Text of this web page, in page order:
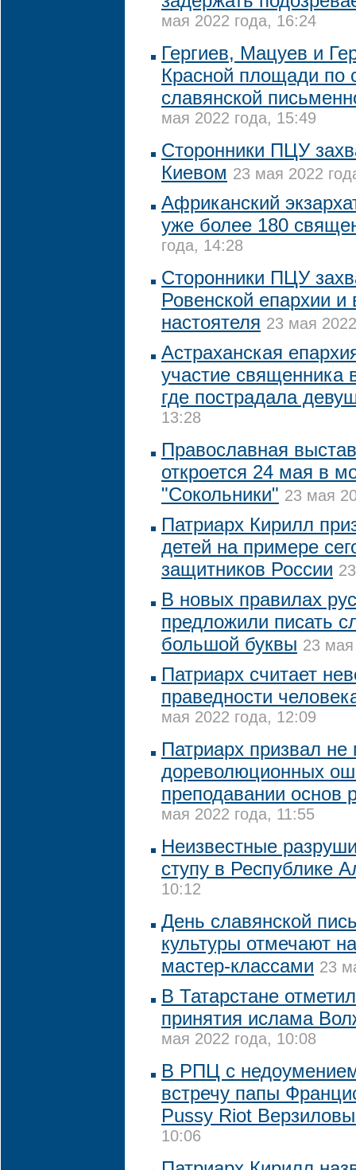
мая 2022 года, 16:24
Гергиев, Мацуев и
Красной площади по
славянской
мая 2022 года, 15:49
Сторонники ПЦУ
Киевом 23 мая 2022
Африканский
уже более 180
года, 14:28
Сторонники ПЦУ
Ровенской епархии
настоятеля 23 мая
Астраханская
участие священника
где пострадала
13:28
Православная
откроется 24 мая в
"Сокольники" 23 мая
Патриарх Кирилл
детей на примере
защитников России
В новых правилах
предложили писать
большой буквы 23 мая
Патриарх считает
праведности
мая 2022 года, 12:09
Патриарх призвал не
дореволюционных
преподавании основ
мая 2022 года, 11:55
Неизвестные
ступу в Республике
10:12
День славянской
культуры отмечают
мастер-классами 23
В Татарстане
принятия ислама
мая 2022 года, 10:08
В РПЦ с
встречу папы
Pussy Riot
10:06